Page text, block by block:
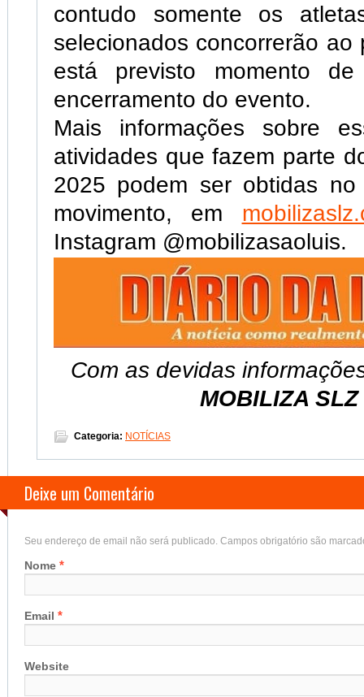
contudo somente os
selecionados concorrerão ao
está previsto momento
encerramento do evento.
Mais informações sobre
atividades que fazem parte
2025 podem ser obtidas
movimento, em
Instagram @mobilizasaoluis.
Com as devidas
MOBILIZA SLZ
Categoria: NOTÍCIAS
Deixe um Comentário
Seu endereço de email não será publicado. Campos obrigatório são
Nome *
Email *
Website